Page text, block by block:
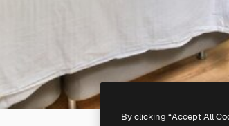
By clicking “Accept All